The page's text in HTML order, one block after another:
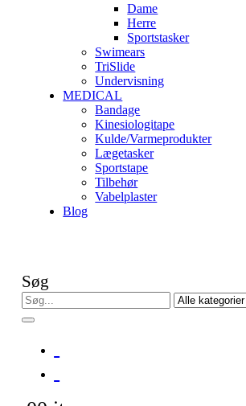
Dame
Herre
Sportstasker
Swimears
TriSlide
Undervisning
MEDICAL
Bandage
Kinesiologitape
Kulde/Varmeprodukter
Lægetasker
Sportstape
Tilbehør
Vabelplaster
Blog
Søg